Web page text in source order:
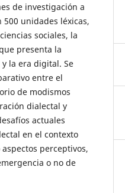
de investigación a
unidades léxicas,
sociales, la
presenta la
la era digital. Se
entre el
de modismos
dialectal y
actuales
en el contexto
perceptivos,
o no de